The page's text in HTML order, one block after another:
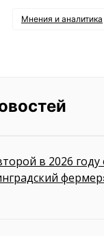
Мнения и аналитика
в 2026 году